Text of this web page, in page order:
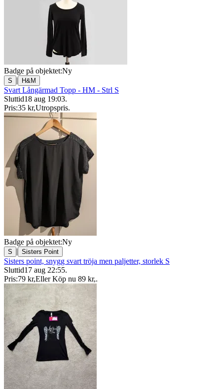
Badge på objektet:Ny
S | H&M
Svart Långärmad Topp - HM - Strl S
Sluttid18 aug 19:03.
Pris:35 kr,Utropspris.
Badge på objektet:Ny
S | Sisters Point
Sisters point, snygg svart tröja men paljetter, storlek S
Sluttid17 aug 22:55.
Pris:79 kr,Eller Köp nu 89 kr,.